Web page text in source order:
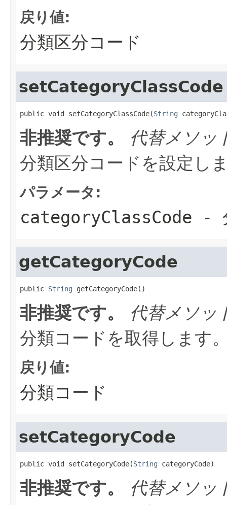
戻り値:
分類区分コード
setCategoryClassCode
public void setCategoryClassCode(String
非推奨です。
代替メソッ
分類区分コードを設定し
パラメータ:
categoryClassCode -
getCategoryCode
public String getCategoryCode()
非推奨です。
代替メソッ
分類コードを取得します
戻り値:
分類コード
setCategoryCode
public void setCategoryCode(String categoryCode)
非推奨です。
代替メソッ